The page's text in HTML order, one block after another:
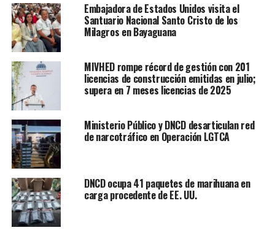
Embajadora de Estados Unidos visita el
Santuario Nacional Santo Cristo de los
Milagros en Bayaguana
MIVHED rompe récord de gestión con 201
licencias de construcción emitidas en julio;
supera en 7 meses licencias de 2025
Ministerio Público y DNCD desarticulan red
de narcotráfico en Operación LGTCA
DNCD ocupa 41 paquetes de marihuana en
carga procedente de EE. UU.